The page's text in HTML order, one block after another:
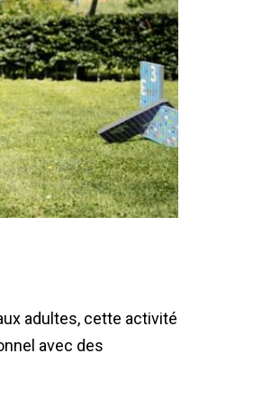
adultes, cette activité
avec des